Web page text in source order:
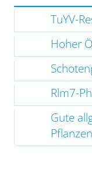
TuYV-
Hoher
Rlm7-
Gute